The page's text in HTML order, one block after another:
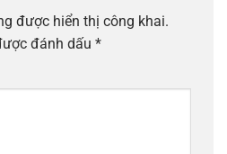
được hiển thị công khai.
đánh dấu *